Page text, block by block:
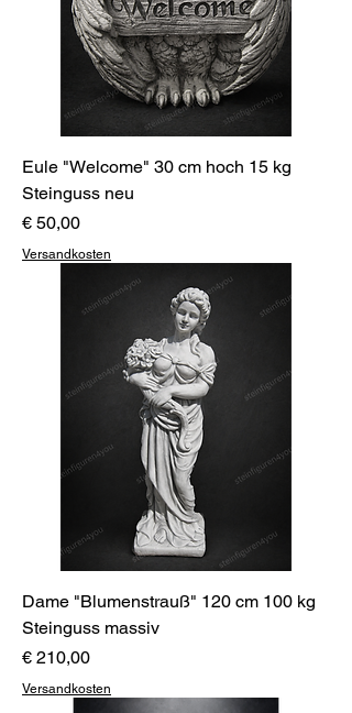
Eule "Welcome" 30 cm hoch 15 kg
Steinguss neu
Preis
€ 50,00
Versandkosten
Dame "Blumenstrauß" 120 cm 100 kg
Steinguss massiv
Preis
€ 210,00
Versandkosten